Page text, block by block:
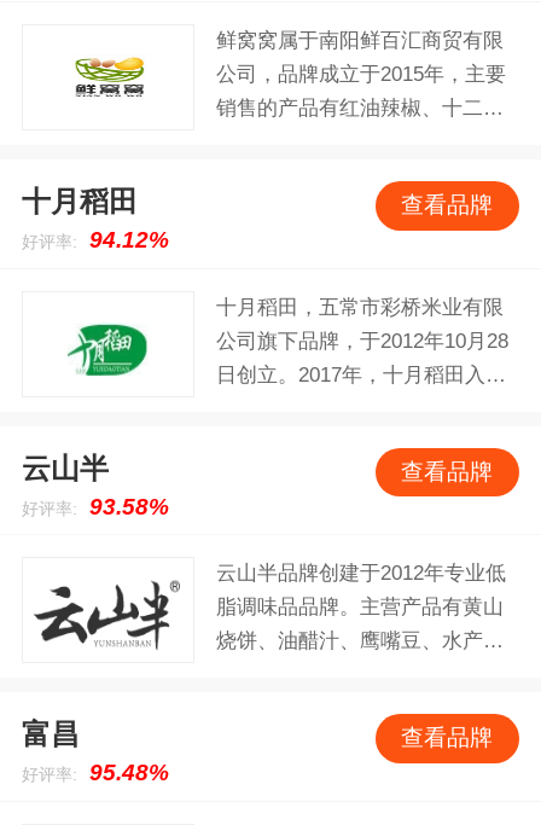
鲜窝窝属于南阳鲜百汇商贸有限
公司，品牌成立于2015年，主要
销售的产品有红油辣椒、十二山
干、淮山片、菌菇、调味品等产
十月稻田
好评率: 94.12%
查看品牌
十月稻田，五常市彩桥米业有限
公司旗下品牌，于2012年10月28
日创立。2017年，十月稻田入围
的，集种植、科研、收购、储
东北大米、杂粮、干货为主营，
被业内誉为中国农产品行业具活
力和发展潜力的企业之一。旗下
云山半
好评率: 93.58%
查看品牌
云山半品牌创建于2012年专业低
脂调味品品牌。主营产品有黄山
烧饼、油醋汁、鹰嘴豆、水产干
面、刀削面、玉米面等产品。
富昌
好评率: 95.48%
查看品牌